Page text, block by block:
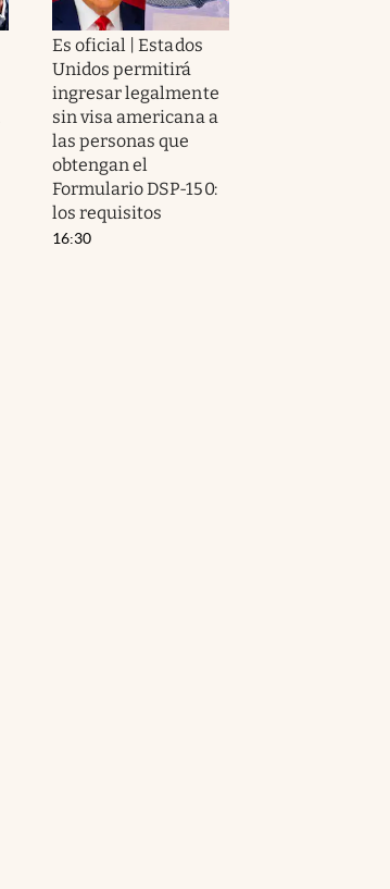
Es oficial | Estados
Unidos permitirá
ingresar legalmente
sin visa americana a
las personas que
obtengan el
Formulario DSP-150:
los requisitos
16:30